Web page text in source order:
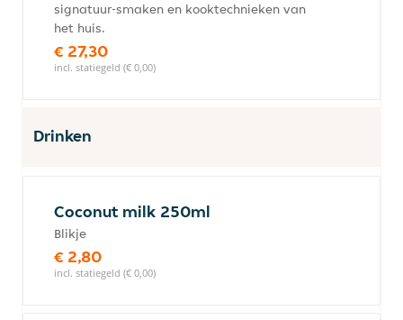
signatuur-smaken en kooktechnieken van
het huis.
€ 27,30
incl. statiegeld (€ 0,00)
Drinken
Coconut milk 250ml
Blikje
€ 2,80
incl. statiegeld (€ 0,00)